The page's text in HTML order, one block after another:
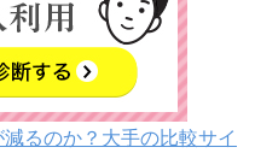
るのか？大手の比較サイ